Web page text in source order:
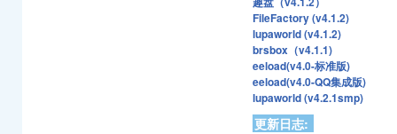
FileFactory (v4.1.2)
lupaworld (v4.1.2)
brsbox（v4.1.1)
eeload(v4.0-标准版)
eeload(v4.0-QQ集成版)
lupaworld (v4.2.1smp)
更新日志: